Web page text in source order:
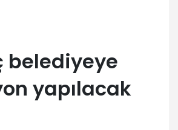
belediyeye
yapılacak